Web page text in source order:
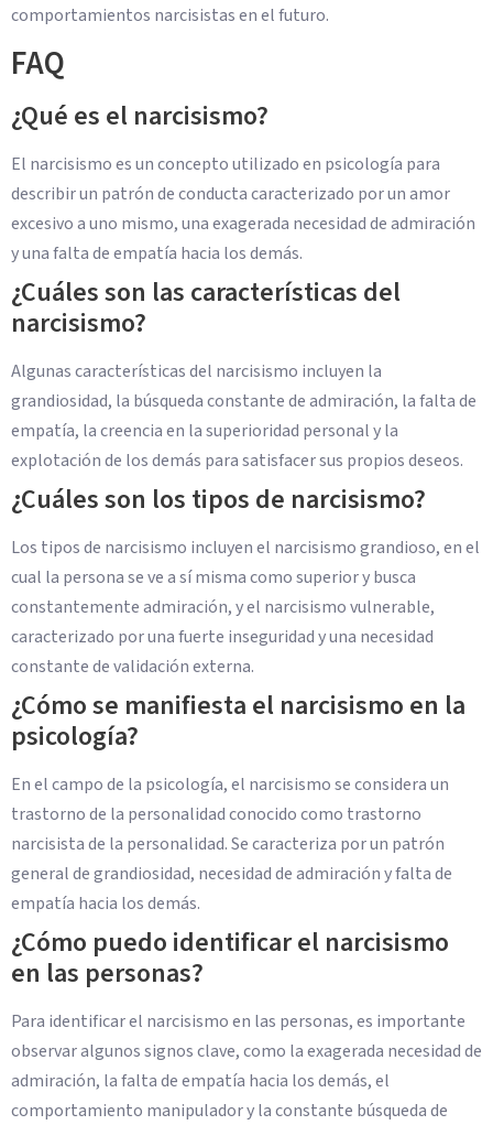
comportamientos narcisistas en el futuro.
FAQ
¿Qué es el narcisismo?
El narcisismo es un concepto utilizado en psicología para
describir un patrón de conducta caracterizado por un amor
excesivo a uno mismo, una exagerada necesidad de admiración
y una falta de empatía hacia los demás.
¿Cuáles son las características del
narcisismo?
Algunas características del narcisismo incluyen la
grandiosidad, la búsqueda constante de admiración, la falta de
empatía, la creencia en la superioridad personal y la
explotación de los demás para satisfacer sus propios deseos.
¿Cuáles son los tipos de narcisismo?
Los tipos de narcisismo incluyen el narcisismo grandioso, en el
cual la persona se ve a sí misma como superior y busca
constantemente admiración, y el narcisismo vulnerable,
caracterizado por una fuerte inseguridad y una necesidad
constante de validación externa.
¿Cómo se manifiesta el narcisismo en la
psicología?
En el campo de la psicología, el narcisismo se considera un
trastorno de la personalidad conocido como trastorno
narcisista de la personalidad. Se caracteriza por un patrón
general de grandiosidad, necesidad de admiración y falta de
empatía hacia los demás.
¿Cómo puedo identificar el narcisismo
en las personas?
Para identificar el narcisismo en las personas, es importante
observar algunos signos clave, como la exagerada necesidad de
admiración, la falta de empatía hacia los demás, el
comportamiento manipulador y la constante búsqueda de